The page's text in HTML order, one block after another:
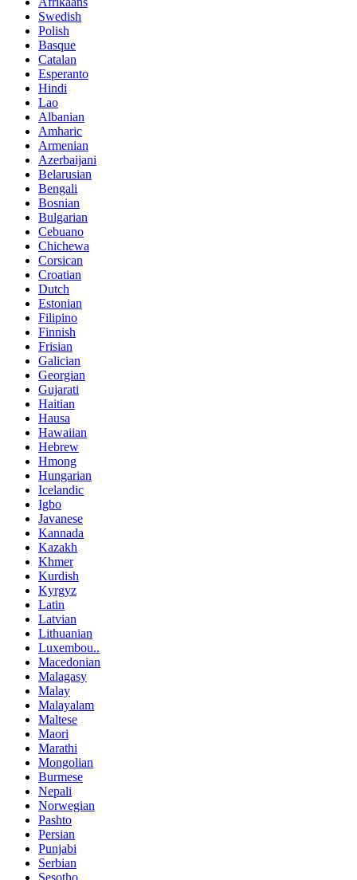
Swedish
Polish
Basque
Catalan
Esperanto
Hindi
Lao
Albanian
Amharic
Armenian
Azerbaijani
Belarusian
Bengali
Bosnian
Bulgarian
Cebuano
Chichewa
Corsican
Croatian
Dutch
Estonian
Filipino
Finnish
Frisian
Galician
Georgian
Gujarati
Haitian
Hausa
Hawaiian
Hebrew
Hmong
Hungarian
Icelandic
Igbo
Javanese
Kannada
Kazakh
Khmer
Kurdish
Kyrgyz
Latin
Latvian
Lithuanian
Luxembou..
Macedonian
Malagasy
Malay
Malayalam
Maltese
Maori
Marathi
Mongolian
Burmese
Nepali
Norwegian
Pashto
Persian
Punjabi
Serbian
Sesotho